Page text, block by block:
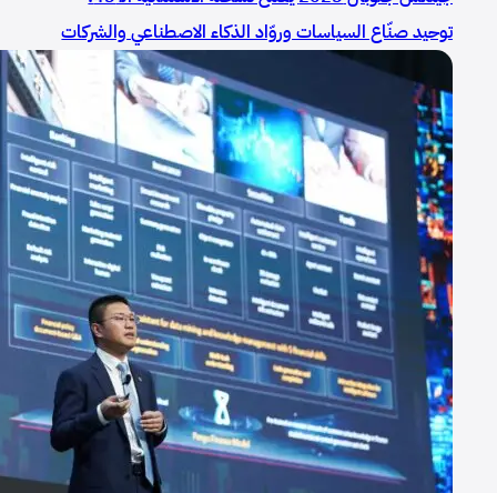
توحيد صنّاع السياسات وروّاد الذكاء الاصطناعي والشركات
لبناء اقتصاد الذكاء